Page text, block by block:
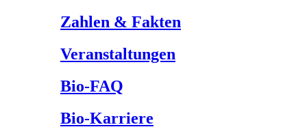
Zahlen & Fakten
Veranstaltungen
Bio-FAQ
Bio-Karriere